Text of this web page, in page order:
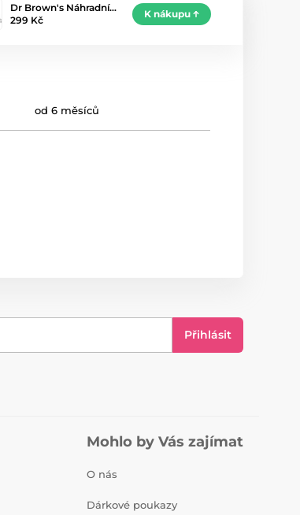
Dr Brown's Náhradní…
299 Kč
K nákupu
od 6 měsíců
Přihlásit
Mohlo by Vás zajímat
O nás
Dárkové poukazy